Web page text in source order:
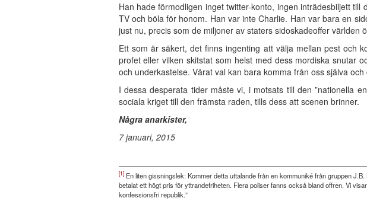
Han hade förmodligen inget twitter-konto, ingen inträdesbiljett
TV och böla för honom. Han var inte Charlie. Han var bara en
just nu, precis som de miljoner av staters sidoskadeoffer världen
Ett som är säkert, det finns ingenting att välja mellan pest och
profet eller vilken skitstat som helst med dess mordiska snutar
och underkastelse. Vårat val kan bara komma från oss själva
I dessa desperata tider måste vi, i motsats till den ”nationella
sociala kriget till den främsta raden, tills dess att scenen brinner.
Några anarkister,
7 januari, 2015
[1]En liten gissningslek: Kommer detta uttalande från en kommuniké från gruppen
betalat ett högt pris för yttrandefriheten. Flera poliser fanns också bland offren. Vi
konfessionsfri republik.”